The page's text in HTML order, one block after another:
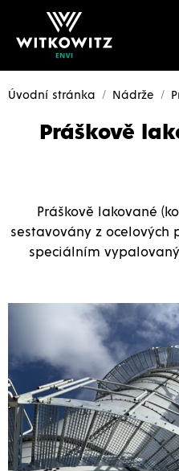
Úvodní stránka Nádrže
Práškově
Práškově lakované
sestavovány z ocelových
speciálním